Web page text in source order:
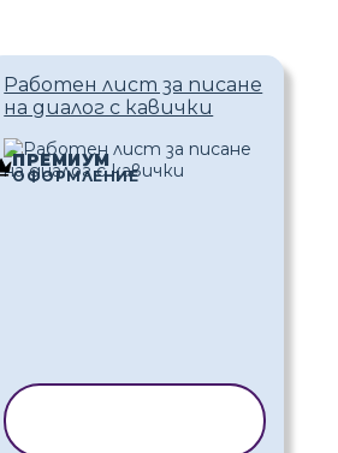
Работен лист за писане
на диалог с кавички
ПРЕМИУМ
ОФОРМЛЕНИЕ